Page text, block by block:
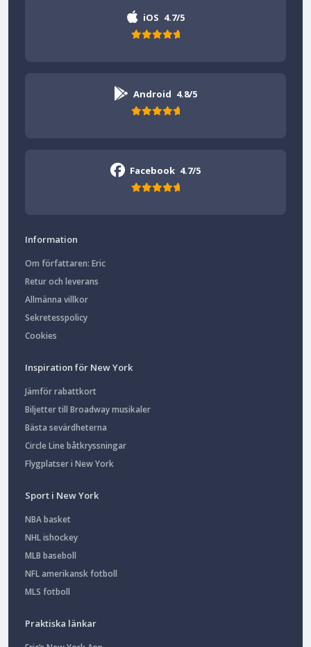
iOS 4.7/5
Android 4.8/5
Facebook 4.7/5
Information
Om författaren: Eric
Retur och leverans
Allmänna villkor
Sekretesspolicy
Cookies
Inspiration för New York
Jämför rabattkort
Biljetter till Broadway musikaler
Bästa sevärdheterna
Circle Line båtkryssningar
Flygplatser i New York
Sport i New York
NBA basket
NHL ishockey
MLB baseboll
NFL amerikansk fotboll
MLS fotboll
Praktiska länkar